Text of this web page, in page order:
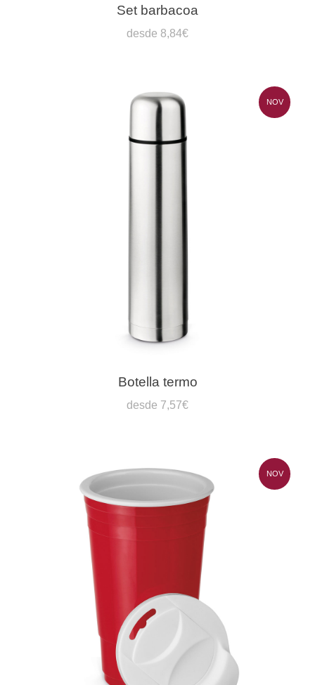
Set barbacoa
desde 8,84€
NOV
Botella termo
desde 7,57€
NOV